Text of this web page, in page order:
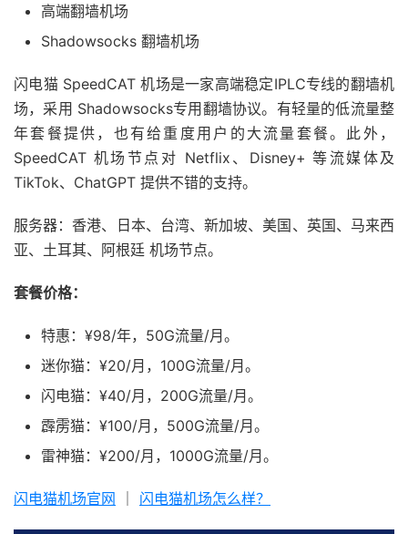
高端翻墙机场
Shadowsocks 翻墙机场
闪电猫 SpeedCAT 机场是一家高端稳定IPLC专线的翻墙机
场，采用 Shadowsocks专用翻墙协议。有轻量的低流量整
年套餐提供，也有给重度用户的大流量套餐。此外，
SpeedCAT 机场节点对 Netflix、Disney+ 等流媒体及
TikTok、ChatGPT 提供不错的支持。
服务器：香港、日本、台湾、新加坡、美国、英国、马来西
亚、土耳其、阿根廷 机场节点。
套餐价格：
特惠：¥98/年，50G流量/月。
迷你猫：¥20/月，100G流量/月。
闪电猫：¥40/月，200G流量/月。
霹雳猫：¥100/月，500G流量/月。
雷神猫：¥200/月，1000G流量/月。
闪电猫机场官网 闪电猫机场怎么样？